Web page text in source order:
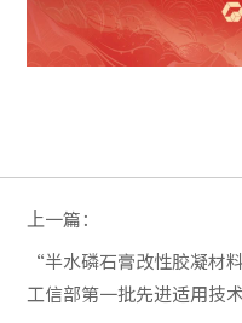
上一篇：
“半水磷石膏改性胶凝材
工信部第一批先进适用技